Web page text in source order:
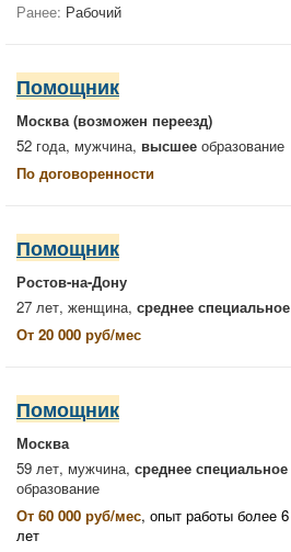
Ранее: Рабочий
Помощник
Москва(возможен переезд)
52 года, мужчина, высшее образование
По договоренности
Помощник
Ростов-на-Дону
27 лет, женщина, среднее специальное
От 20 000 руб/мес
Помощник
Москва
59 лет, мужчина, среднее специальное
образование
От 60 000 руб/мес, опыт работы более 6
лет